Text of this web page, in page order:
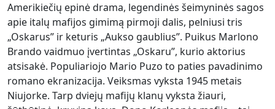
Amerikiečių epinė drama, legendinės šeimyninės sagos
apie italų mafijos gimimą pirmoji dalis, pelniusi tris
„Oskarus” ir keturis „Aukso gaublius”. Puikus Marlono
Brando vaidmuo įvertintas „Oskaru”, kurio aktorius
atsisakė. Populiariojo Mario Puzo to paties pavadinimo
romano ekranizacija. Veiksmas vyksta 1945 metais
Niujorke. Tarp dviejų mafijų klanų vyksta žiauri,